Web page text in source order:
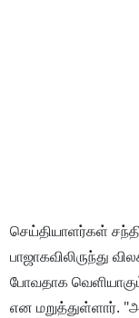
செய்தியாளர்கள்
பாஜாகவிலிருந்து
போவதாக
என மறுத்துள்ளார்.